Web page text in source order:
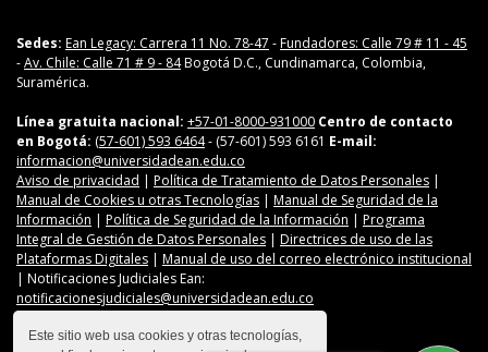
Este sitio web usa cookies y otras tecnologías,
Sedes: Ean Legacy: Carrera 11 No. 78-47 -Fundadores: Calle 79 # 11 - 45
-Av. Chile: Calle 71 # 9 - 84Bogotá D.C., Cundinamarca, Colombia,
Suramérica.
Línea gratuita nacional: +57-01-8000-931000 Centro de contacto
en Bogotá: (57-601) 593 6464- (57-601) 593 6161 E-mail:
informacion@universidadean.edu.co
Aviso de privacidad
Política de Tratamiento de Datos Personales
Manual de Cookies u otras Tecnologías
Manual de Seguridad de la
Información
Política de Seguridad de la Información
Programa
Integral de Gestión de Datos Personales
Directrices de uso de las
Plataformas Digitales
Manual de uso del correo electrónico institucional
| Notificaciones Judiciales Ean:
notificacionesjudiciales@universidadean.edu.co